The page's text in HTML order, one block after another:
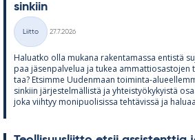
sin­kiin
Kategoriat
Liitto
27.7.2026
Ha­luatko olla mu­kana ra­ken­ta­massa en­tistä
paa jä­sen­pal­ve­lua ja tu­kea
taa? Et­simme Uu­den­maan toi­minta-
sin­kiin jär­jes­tel­mäl­listä ja yh­teis­työ­ky­kyistä
joka viih­tyy mo­ni­puo­li­sissa teh­tä­vissä ja